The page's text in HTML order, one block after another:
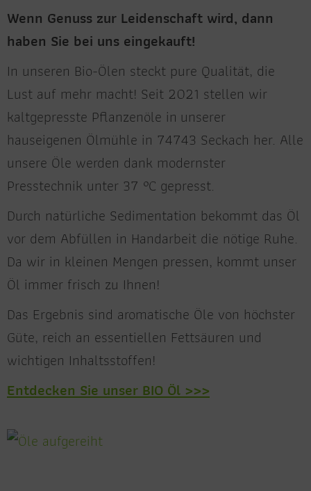
Wenn Genuss zur Leidenschaft wird, dann
haben Sie bei uns eingekauft!
In unseren Bio-Ölen steckt pure Qualität, die
Lust auf mehr macht! Seit 2021 stellen wir
kaltgepresste Pflanzenöle in unserer
hauseigenen Ölmühle in 74743 Seckach her. Alle
unsere Öle werden dank modernster
Presstechnik unter 37 °C gepresst.
Durch natürliche Sedimentation bekommt das Öl
vor dem Abfüllen in Handarbeit die nötige Ruhe.
Da wir in kleinen Mengen pressen, kommt unser
Öl immer frisch zu Ihnen!
Das Ergebnis sind aromatische Öle von höchster
Güte, reich an essentiellen Fettsäuren und
wichtigen Inhaltsstoffen!
Entdecken Sie unser BIO Öl >>>